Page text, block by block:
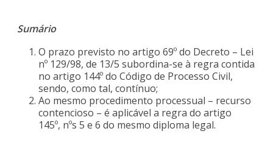
Sumário
O prazo previsto no artigo 69º do Decreto – Lei
nº 129/98, de 13/5 subordina-se à regra contida
no artigo 144º do Código de Processo Civil,
sendo, como tal, contínuo;
Ao mesmo procedimento processual – recurso
contencioso – é aplicável a regra do artigo
145º, nºs 5 e 6 do mesmo diploma legal.